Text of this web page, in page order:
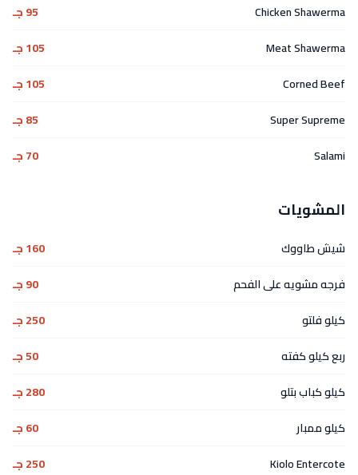
Chicken Shawerma
95 جـ
Meat Shawerma
105 جـ
Corned Beef
105 جـ
Super Supreme
85 جـ
Salami
70 جـ
المشويات
شيش طاووك
160 جـ
فرجه مشويه على الفحم
90 جـ
كيلو فلتو
250 جـ
ربع كيلو كفته
50 جـ
كيلو كباب بتلو
280 جـ
كيلو ممبار
60 جـ
Kiolo Entercote
250 جـ